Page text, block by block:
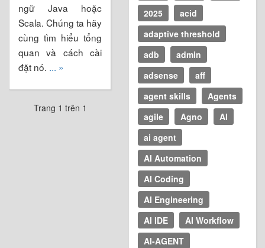
ngữ Java hoặc
Scala. Chúng ta hãy
cùng tìm hiểu tổng
quan và cách cài
đặt nó. ... »
Trang 1 trên 1
2025
acid
adaptive threshold
adb
admin
adsense
aff
agent skills
Agents
agile
Agno
AI
ai agent
AI Automation
AI Coding
AI Engineering
AI IDE
AI Workflow
AI-AGENT